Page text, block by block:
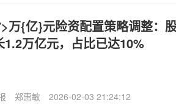
万{亿}元险资配置策略调整：
1.2万亿元，占比已达10%
郑惠敏 2026-02-03 21:24:12